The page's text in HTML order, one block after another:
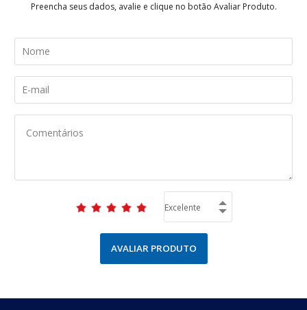
Preencha seus dados, avalie e clique no botão Avaliar Produto.
AVALIAR PRODUTO